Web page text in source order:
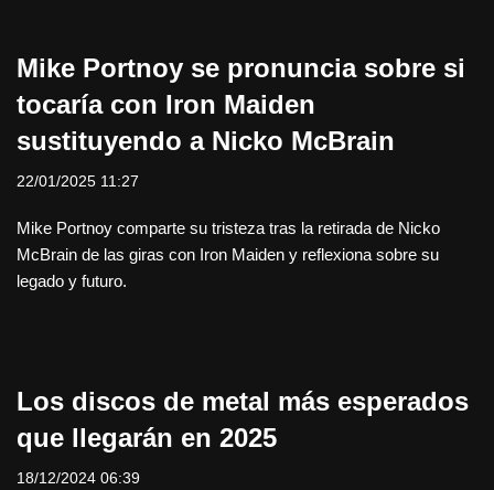
Mike Portnoy se pronuncia sobre si
tocaría con Iron Maiden
sustituyendo a Nicko McBrain
22/01/2025 11:27
Mike Portnoy comparte su tristeza tras la retirada de Nicko
McBrain de las giras con Iron Maiden y reflexiona sobre su
legado y futuro.
Los discos de metal más esperados
que llegarán en 2025
18/12/2024 06:39